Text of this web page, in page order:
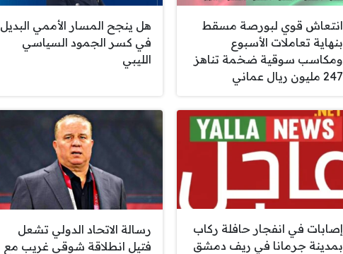
انتعاش قوي لبورصة مسقط
بنهاية تعاملات الأسبوع
ومكاسب سوقية ضخمة تناهز
247 مليون ريال عماني
هل ينجح المسار الأممي البديل
في كسر الجمود السياسي
الليبي
إصابات في انفجار حافلة ركاب
بمدينة جرمانا في ريف دمشق
رسالة الاتحاد الدولي تشعل
فتيل انطلاقة شوقي غريب مع